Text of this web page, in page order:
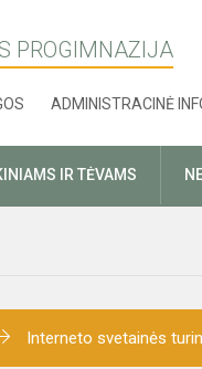
PROGIMNAZIJA
ADMINISTRACINĖ
IR TĖVAMS
Interneto svetainės